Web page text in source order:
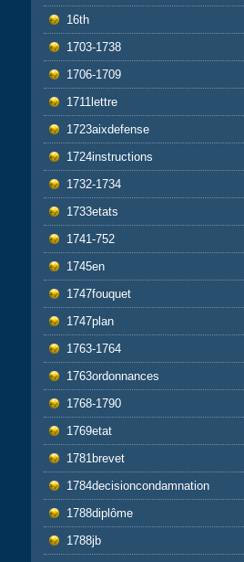
16th
1703-1738
1706-1709
1711lettre
1723aixdefense
1724instructions
1732-1734
1733etats
1741-752
1745en
1747fouquet
1747plan
1763-1764
1763ordonnances
1768-1790
1769etat
1781brevet
1784decisioncondamnation
1788diplôme
1788jb